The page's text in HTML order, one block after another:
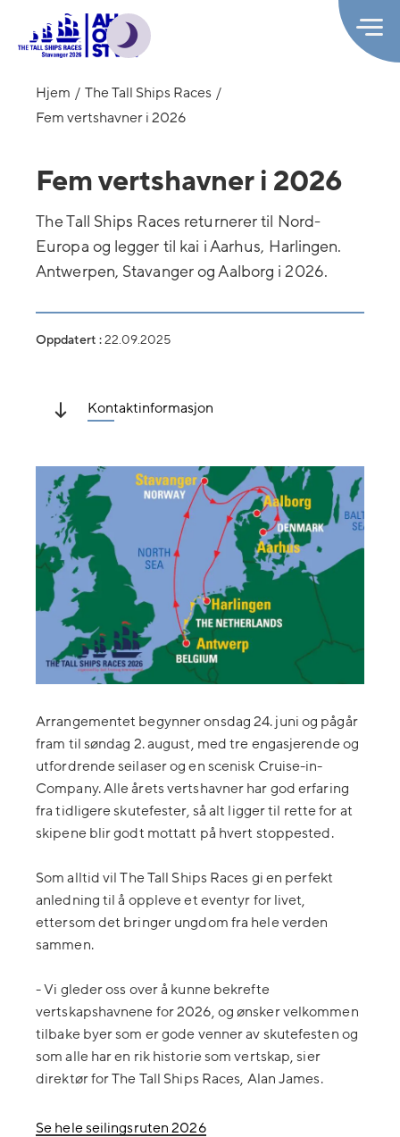
Hjem
The Tall Ships Races
Fem vertshavner i 2026
Fem vertshavner i 2026
The Tall Ships Races returnerer til Nord-
Europa og legger til kai i Aarhus, Harlingen.
Antwerpen, Stavanger og Aalborg i 2026.
Oppdatert : 22.09.2025
Kontaktinformasjon
Arrangementet begynner onsdag 24. juni og pågår
fram til søndag 2. august, med tre engasjerende og
utfordrende seilaser og en scenisk Cruise-in-
Company. Alle årets vertshavner har god erfaring
fra tidligere skutefester, så alt ligger til rette for at
skipene blir godt mottatt på hvert stoppested.
Som alltid vil The Tall Ships Races gi en perfekt
anledning til å oppleve et eventyr for livet,
ettersom det bringer ungdom fra hele verden
sammen.
- Vi gleder oss over å kunne bekrefte
vertskapshavnene for 2026, og ønsker velkommen
tilbake byer som er gode venner av skutefesten og
som alle har en rik historie som vertskap, sier
direktør for The Tall Ships Races, Alan James.
Se hele seilingsruten 2026